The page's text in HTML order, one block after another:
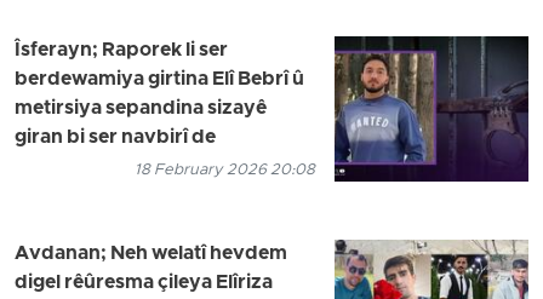
Îsferayn; Raporek li ser
berdewamiya girtina Elî Bebrî û
metirsiya sepandina sizayê
giran bi ser navbirî de
18 February 2026 20:08
Avdanan; Neh welatî hevdem
digel rêûresma çileya Elîriza